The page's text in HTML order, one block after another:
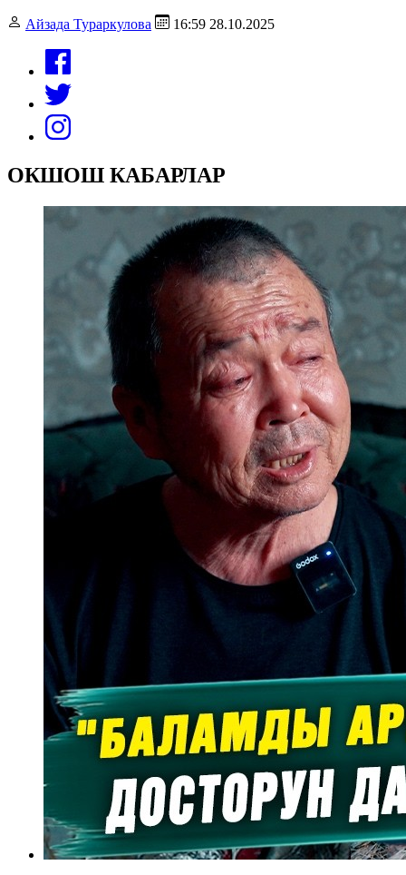
Айзада Тураркулова 16:59 28.10.2025
ОКШОШ КАБАРЛАР